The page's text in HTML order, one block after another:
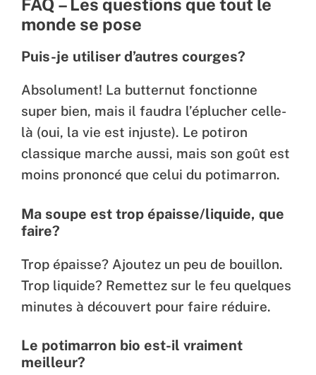
FAQ – Les questions que tout le
monde se pose
Puis-je utiliser d’autres courges?
Absolument! La butternut fonctionne
super bien, mais il faudra l’éplucher celle-
là (oui, la vie est injuste). Le potiron
classique marche aussi, mais son goût est
moins prononcé que celui du potimarron.
Ma soupe est trop épaisse/liquide, que
faire?
Trop épaisse? Ajoutez un peu de bouillon.
Trop liquide? Remettez sur le feu quelques
minutes à découvert pour faire réduire.
Le potimarron bio est-il vraiment
meilleur?